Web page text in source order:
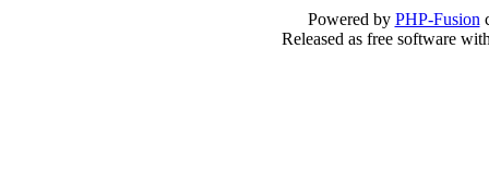
Powered by PHP-Fusion
Released as free software